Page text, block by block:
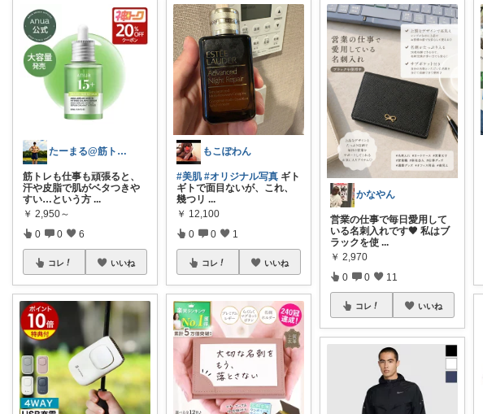
たーまる@筋トレ好き会社員
筋トレも仕事も頑張ると、
汗や皮脂で肌がベタつきや
すい…という方 ...
￥ 2,950～
0 0 6
コレ いいね
もこぽわん
#美肌 #オリジナル写真 ギト
ギトで面目ないが、これ、
幾つリ ...
￥ 12,100
0 0 1
コレ いいね
かなやん
営業の仕事で毎日愛用して
いる名刺入れです🖤 私はブ
ラックを使 ...
￥ 2,970
0 0 11
コレ いいね